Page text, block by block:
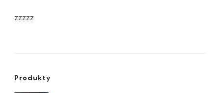
zzzzz
Produkty